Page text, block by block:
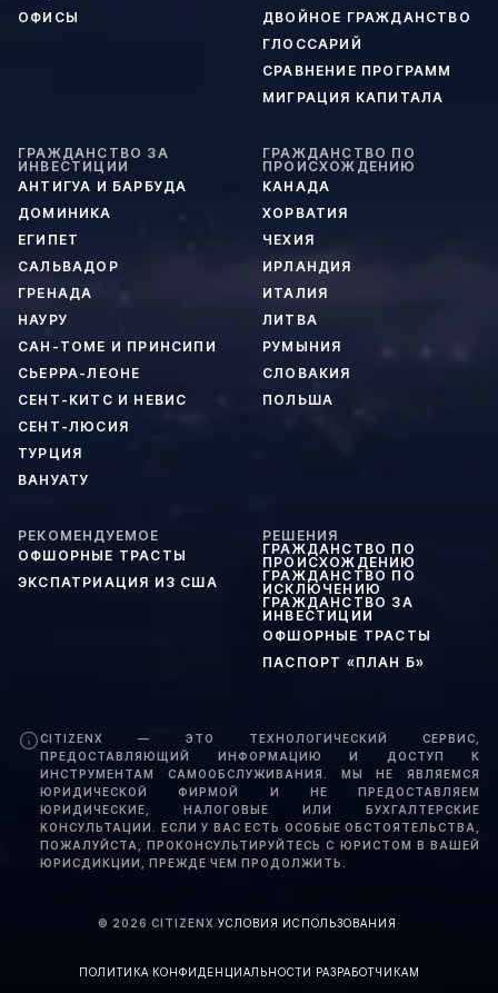
ОФИСЫ
ДВОЙНОЕ ГРАЖДАНСТВО
ГЛОССАРИЙ
СРАВНЕНИЕ ПРОГРАММ
МИГРАЦИЯ КАПИТАЛА
ГРАЖДАНСТВО ЗА
ИНВЕСТИЦИИ
АНТИГУА И БАРБУДА
ДОМИНИКА
ЕГИПЕТ
САЛЬВАДОР
ГРЕНАДА
НАУРУ
САН-ТОМЕ И ПРИНСИПИ
СЬЕРРА-ЛЕОНЕ
СЕНТ-КИТС И НЕВИС
СЕНТ-ЛЮСИЯ
ТУРЦИЯ
ВАНУАТУ
ГРАЖДАНСТВО ПО
ПРОИСХОЖДЕНИЮ
КАНАДА
ХОРВАТИЯ
ЧЕХИЯ
ИРЛАНДИЯ
ИТАЛИЯ
ЛИТВА
РУМЫНИЯ
СЛОВАКИЯ
ПОЛЬША
РЕКОМЕНДУЕМОЕ
ОФШОРНЫЕ ТРАСТЫ
ЭКСПАТРИАЦИЯ ИЗ США
РЕШЕНИЯ
ГРАЖДАНСТВО ПО
ПРОИСХОЖДЕНИЮ
ГРАЖДАНСТВО ПО
ИСКЛЮЧЕНИЮ
ГРАЖДАНСТВО ЗА
ИНВЕСТИЦИИ
ОФШОРНЫЕ ТРАСТЫ
ПАСПОРТ «ПЛАН Б»
CITIZENX — ЭТО ТЕХНОЛОГИЧЕСКИЙ СЕРВИС,
ПРЕДОСТАВЛЯЮЩИЙ ИНФОРМАЦИЮ И ДОСТУП К
ИНСТРУМЕНТАМ САМООБСЛУЖИВАНИЯ. МЫ НЕ ЯВЛЯЕМСЯ
ЮРИДИЧЕСКОЙ ФИРМОЙ И НЕ ПРЕДОСТАВЛЯЕМ
ЮРИДИЧЕСКИЕ, НАЛОГОВЫЕ ИЛИ БУХГАЛТЕРСКИЕ
КОНСУЛЬТАЦИИ. ЕСЛИ У ВАС ЕСТЬ ОСОБЫЕ ОБСТОЯТЕЛЬСТВА,
ПОЖАЛУЙСТА, ПРОКОНСУЛЬТИРУЙТЕСЬ С ЮРИСТОМ В ВАШЕЙ
ЮРИСДИКЦИИ, ПРЕЖДЕ ЧЕМ ПРОДОЛЖИТЬ.
© 2026 CITIZENX ·УСЛОВИЯ ИСПОЛЬЗОВАНИЯ ·
ПОЛИТИКА КОНФИДЕНЦИАЛЬНОСТИ ·РАЗРАБОТЧИКАМ